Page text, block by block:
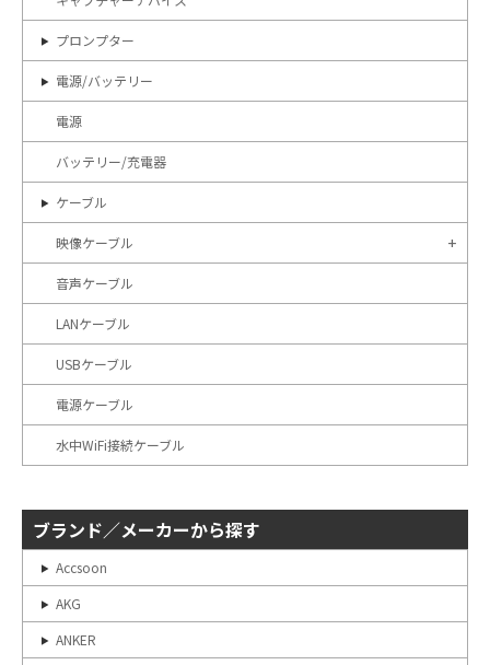
プロンプター
電源/バッテリー
電源
バッテリー/充電器
ケーブル
映像ケーブル
音声ケーブル
LANケーブル
USBケーブル
電源ケーブル
水中WiFi接続ケーブル
ブランド／メーカーから探す
Accsoon
AKG
ANKER